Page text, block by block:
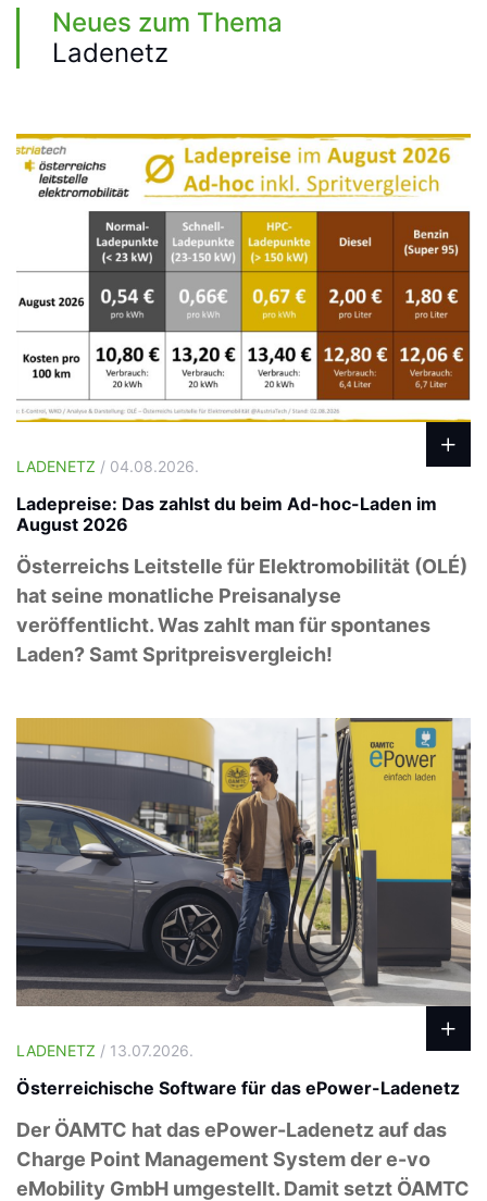
Neues zum Thema
Ladenetz
LADENETZ / 04.08.2026.
Ladepreise: Das zahlst du beim Ad-hoc-Laden im
August 2026
Österreichs Leitstelle für Elektromobilität (OLÉ)
hat seine monatliche Preisanalyse
veröffentlicht. Was zahlt man für spontanes
Laden? Samt Spritpreisvergleich!
LADENETZ / 13.07.2026.
Österreichische Software für das ePower-Ladenetz
Der ÖAMTC hat das ePower-Ladenetz auf das
Charge Point Management System der e-vo
eMobility GmbH umgestellt. Damit setzt ÖAMTC